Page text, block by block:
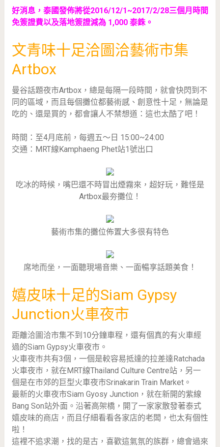
好消息，泰國發佈將從2016/12/1~2017/2/28三個月時間
免簽證費以及落地簽證減為 1,000 泰銖。
文青味十足洽圖洽藝術市集
Artbox
曼谷話題夜市Artbox，總是每隔一段時間，就會快閃到不
同的區域，而且每個攤位都藝術感、創意性十足，無論是
吃的、還是買的，都會讓人不禁想道：這也太酷了吧！
時間：至4月底前，每週五～日 15:00~24:00
交通：MRT線Kamphaeng Phet站1號出口
吃冰的時候，嘴巴還不時冒出煙霧來，超好玩，難怪是
Artbox最夯攤位！
藝術市集的攤位佈置大多很有特色
席地而坐，一面聽現場音樂、一面暢享話題美食！
嬉皮味十足的Siam Gypsy
Junction火車夜市
距離洽圖洽市集不到10分鐘車程，還有個真的有火車經
過的Siam Gypsy火車夜市。
火車夜市共有3個，一個是較容易抵達的拉差達Ratchada
火車夜市，就在MRT線Thailand Culture Centre站，另一
個是在市郊的巨型火車夜市Srinakarin Train Market。
最新的火車夜市Siam Gyosy Junction，就在新開的紫線
Bang Son站外面。沿著高架橋，開了一家家散發著泰式
嬉皮味的商店，而且仔細看看各家店的老闆，也太有個性
啦！
這裡不追求潮，找的是古，喜歡這氣氛的族群，總會過來